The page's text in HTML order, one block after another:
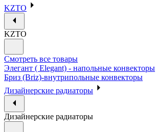
KZTO
KZTO
Смотреть все товары
Элегант ( Elegant) - напольные конвекторы
Бриз (Briz)-внутрипольные конвекторы
Дизайнерские радиаторы
Дизайнерские радиаторы